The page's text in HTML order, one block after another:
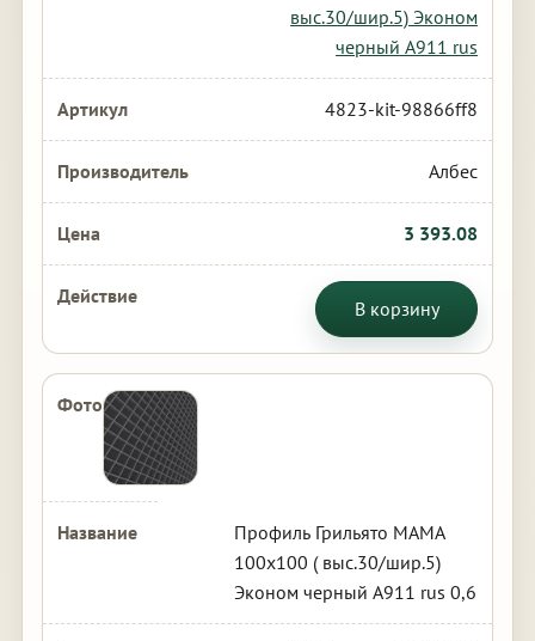
выс.30/шир.5) Эконом
черный А911 rus
4823-kit-98866ff8
Албес
3 393.08
В корзину
Профиль Грильято МАМА
100х100 ( выс.30/шир.5)
Эконом черный А911 rus 0,6